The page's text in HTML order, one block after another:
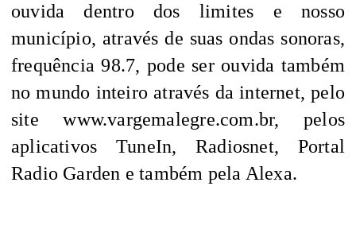
ouvida dentro dos limites e nosso
município, através de suas ondas sonoras,
frequência 98.7, pode ser ouvida também
no mundo inteiro através da internet, pelo
sitewww.vargemalegre.com.br, pelos
aplicativos TuneIn, Radiosnet, Portal
Radio Garden e também pela Alexa.